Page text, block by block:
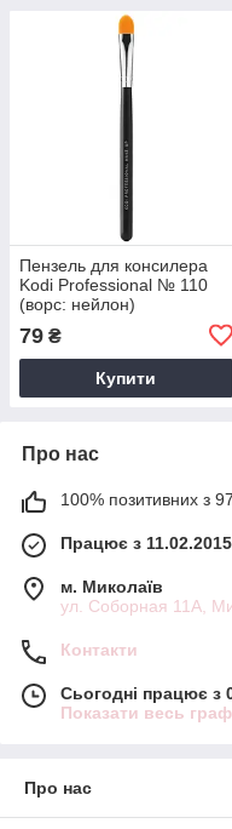
Пензель для консилера
Kodi Professional № 110
(ворс: нейлон)
79 ₴
Купити
Про нас
100% позитивних з
Працює з 11.02.2015
м. Миколаїв
ул. Соборная 11А,
Контакти
Сьогодні працює з
Показати весь
Про нас